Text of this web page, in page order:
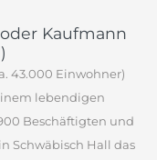
Kaufmann
43.000 Einwohner)
lebendigen
Beschäftigten und
Schwäbisch Hall das